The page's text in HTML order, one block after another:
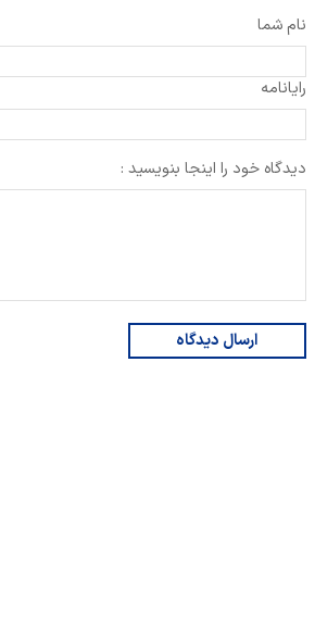
نام شما
رایانامه
دیدگاه خود را اینجا بنویسید :
ارسال دیدگاه